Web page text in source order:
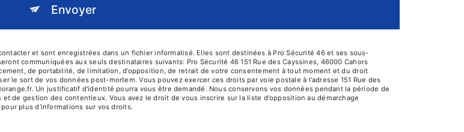
Envoyer
et sont enregistrées dans un fichier informatisé. Elles sont destinées à Pro Sécurité 46 et ses sous-
communiquées aux seuls destinataires suivants: Pro Sécurité 46 151 Rue des Cayssines, 46000 Cahors
de portabilité, de limitation, d’opposition, de retrait de votre consentement à tout moment et du droit
le sort de vos données post-mortem. Vous pouvez exercer ces droits par voie postale à l'adresse 151 Rue des
Un justificatif d'identité pourra vous être demandé. Nous conservons vos données pendant la période de
de gestion des contentieux. Vous avez le droit de vous inscrire sur la liste d'opposition au démarchage
plus d’informations sur vos droits.